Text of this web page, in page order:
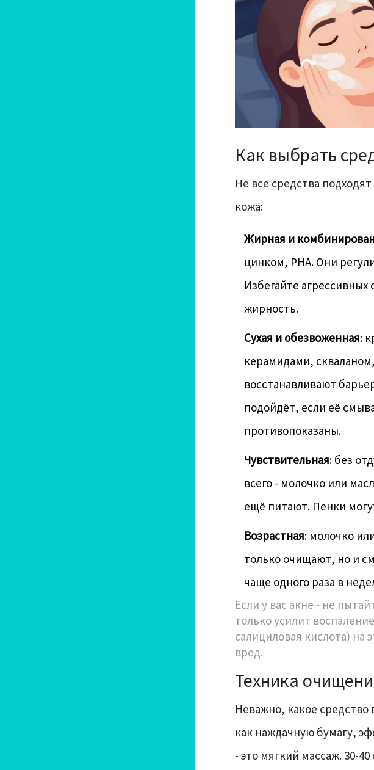
Как выбрать
Не все средства
кожа:
Жирная и
цинком, PHA. Они
Избегайте агрессивных
жирность.
Сухая и обезвоженная:
керамидами,
восстанавливают
подойдёт, если её
противопоказаны.
Чувствительная: без
всего - молочко или
ещё питают. Пенки
Возрастная: молочко
только очищают, но и
чаще одного раза в
Если у вас акне - не
только усилит
салициловая кислота) на
вред.
Техника
Неважно, какое средство
как наждачную бумагу,
- это мягкий массаж. 30-